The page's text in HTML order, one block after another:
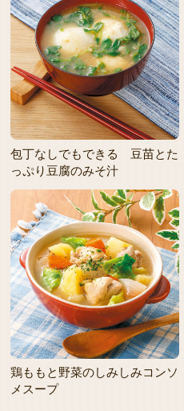
包丁なしでもできる 豆苗とた
っぷり豆腐のみそ汁
鶏ももと野菜のしみしみコンソ
メスープ